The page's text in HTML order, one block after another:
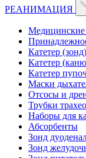
РЕАНИМАЦИЯ
Медицинские
Катетер
Катетер
Катетер
Маски
Отсосы и
Трубки
Наборы для
Абсорбенты
Зонд
Зонд